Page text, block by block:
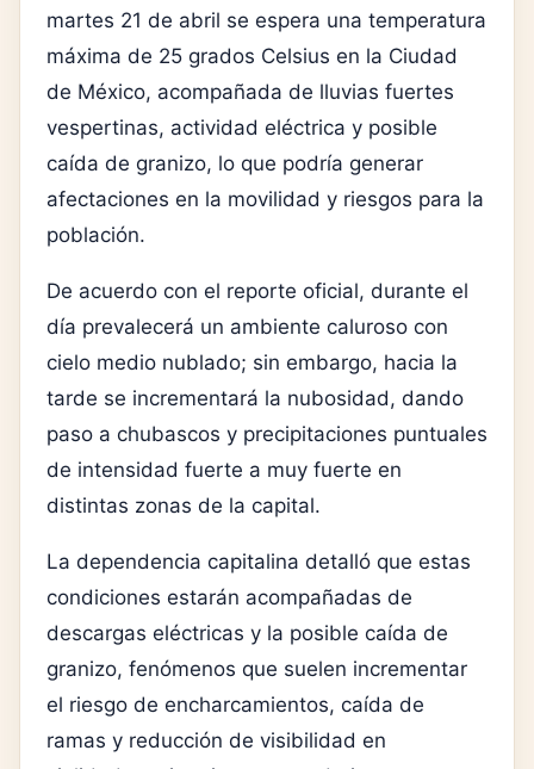
martes 21 de abril se espera una temperatura
máxima de 25 grados Celsius en la Ciudad
de México, acompañada de lluvias fuertes
vespertinas, actividad eléctrica y posible
caída de granizo, lo que podría generar
afectaciones en la movilidad y riesgos para la
población.
De acuerdo con el reporte oficial, durante el
día prevalecerá un ambiente caluroso con
cielo medio nublado; sin embargo, hacia la
tarde se incrementará la nubosidad, dando
paso a chubascos y precipitaciones puntuales
de intensidad fuerte a muy fuerte en
distintas zonas de la capital.
La dependencia capitalina detalló que estas
condiciones estarán acompañadas de
descargas eléctricas y la posible caída de
granizo, fenómenos que suelen incrementar
el riesgo de encharcamientos, caída de
ramas y reducción de visibilidad en